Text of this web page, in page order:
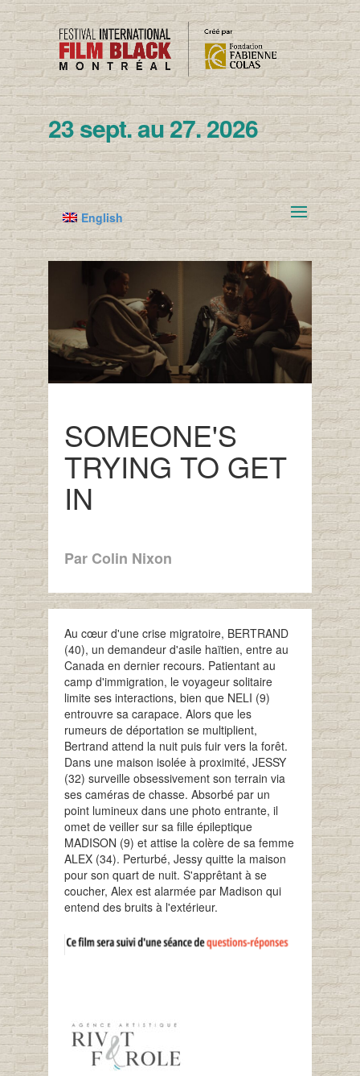
23 sept. au 27. 2026
English
SOMEONE'S
TRYING TO GET
IN
Par Colin Nixon
Au cœur d'une crise migratoire, BERTRAND
(40), un demandeur d'asile haïtien, entre au
Canada en dernier recours. Patientant au
camp d'immigration, le voyageur solitaire
limite ses interactions, bien que NELI (9)
entrouvre sa carapace. Alors que les
rumeurs de déportation se multiplient,
Bertrand attend la nuit puis fuir vers la forêt.
Dans une maison isolée à proximité, JESSY
(32) surveille obsessivement son terrain via
ses caméras de chasse. Absorbé par un
point lumineux dans une photo entrante, il
omet de veiller sur sa fille épileptique
MADISON (9) et attise la colère de sa femme
ALEX (34). Perturbé, Jessy quitte la maison
pour son quart de nuit. S'apprêtant à se
coucher, Alex est alarmée par Madison qui
entend des bruits à l'extérieur.